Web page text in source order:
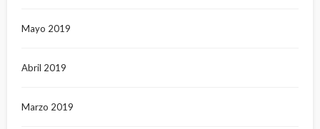
Mayo 2019
Abril 2019
Marzo 2019